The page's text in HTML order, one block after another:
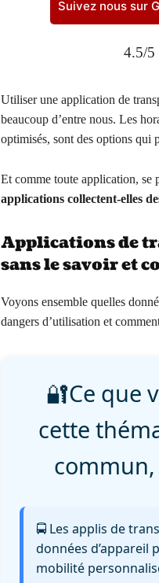
Suivez nous sur
4.5/5
Utiliser une application de
beaucoup d’entre nous. Les
optimisés, sont des options qui
Et comme toute application, se
applications collectent-elles
Applications de
sans le savoir et
Voyons ensemble quelles
dangers d’utilisation et
🔐Ce que
cette
🚍 Les applis de
données d’appareil
mobilité